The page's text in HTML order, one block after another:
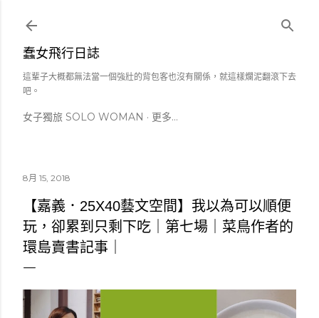
蠢女飛行日誌
這輩子大概都無法當一個強壯的背包客也沒有關係，就這樣爛泥翻滾下去
吧。
女子獨旅 SOLO WOMAN 更多…
8月 15, 2018
【嘉義．25X40藝文空間】我以為可以順便
玩，卻累到只剩下吃｜第七場｜菜鳥作者的
環島賣書記事｜